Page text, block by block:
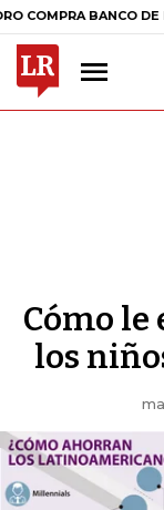
BANCO DE LA
Cómo le
los